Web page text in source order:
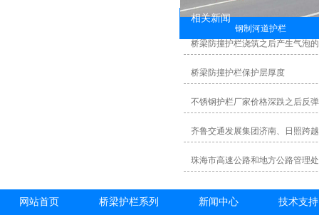
钢制河道护栏
相关新闻
桥梁防撞护栏浇筑之后产生气泡
桥梁防撞护栏保护层厚度
不锈钢护栏厂家价格深跌之后反
齐鲁交通发展集团济南、日照跨
珠海市高速公路和地方公路管理
网站首页 桥梁护栏系列 新闻中心 技术支持